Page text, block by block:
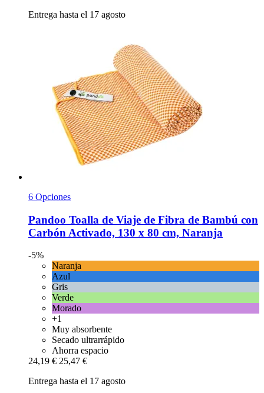
Entrega hasta el 17 agosto
6 Opciones
Pandoo Toalla de Viaje de Fibra de Bambú con
Carbón Activado, 130 x 80 cm, Naranja
-5%
Naranja
Azul
Gris
Verde
Morado
+1
Muy absorbente
Secado ultrarrápido
Ahorra espacio
24,19 € 25,47 €
Entrega hasta el 17 agosto